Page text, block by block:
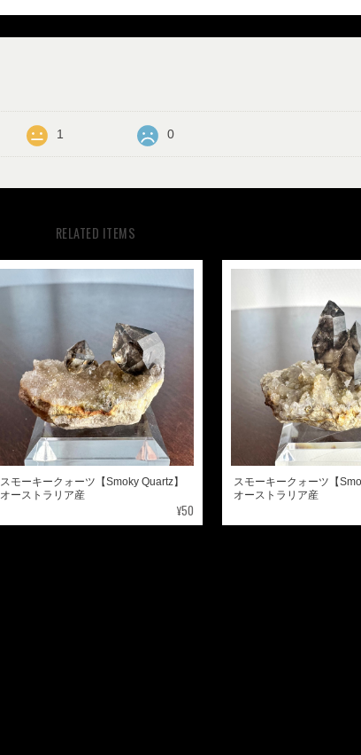
1 0
RELATED ITEMS
スモーキークォーツ【Smoky Quartz】
オーストラリア産
¥50
スモーキークォーツ【
オーストラリア産